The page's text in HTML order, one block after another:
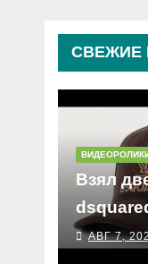
СВЕЖИЕ
Взял
АВГ 7,